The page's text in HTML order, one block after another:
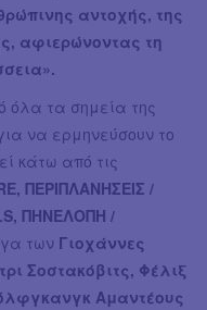
αντοχής, της
αφιερώνοντας τη
όλα τα σημεία της
να ερμηνεύσουν το
κάτω από τις
ΠΕΡΙΠΛΑΝΗΣΕΙΣ /
ΠΗΝΕΛΟΠΗ /
των Γιοχάννες
Σοστακόβιτς, Φέλιξ
Αμαντέους